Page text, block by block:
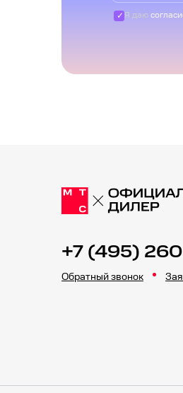
Я даю
+7 (495)
Обратный звонок